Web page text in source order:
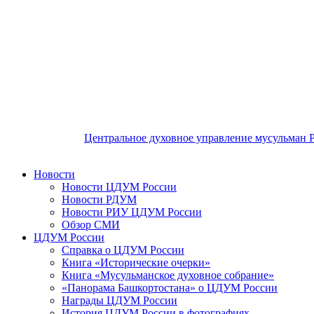
Центральное духовное управление мусульман
Новости
Новости ЦДУМ России
Новости РДУМ
Новости РИУ ЦДУМ России
Обзор СМИ
ЦДУМ России
Справка о ЦДУМ России
Книга «Исторические очерки»
Книга «Мусульманское духовное собрание»
«Панорама Башкортостана» о ЦДУМ России
Награды ЦДУМ России